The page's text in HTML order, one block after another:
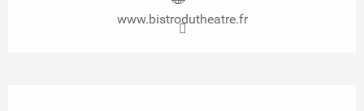
www.bistrodutheatre.fr